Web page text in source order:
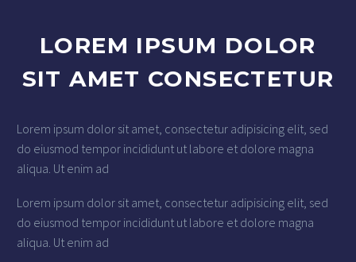
LOREM IPSUM DOLOR
SIT AMET CONSECTETUR
Lorem ipsum dolor sit amet, consectetur adipisicing elit, sed
do eiusmod tempor incididunt ut labore et dolore magna
aliqua. Ut enim ad
Lorem ipsum dolor sit amet, consectetur adipisicing elit, sed
do eiusmod tempor incididunt ut labore et dolore magna
aliqua. Ut enim ad